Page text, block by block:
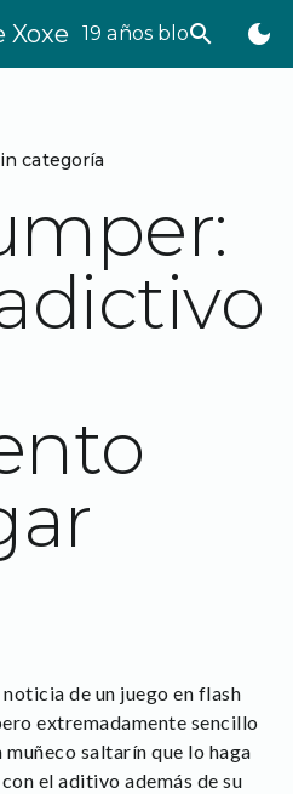
Xoxe 19 años bloggeando
search dark_mode
categoría
noticia de un juego en flash
extremadamente sencillo
saltarín que lo haga
el aditivo además de su